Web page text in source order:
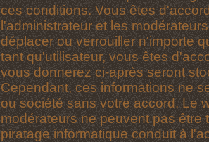
ces conditions. Vous êtes
l'administrateur et les
déplacer ou verrouiller n'importe
tant qu'utilisateur, vous êtes
vous donnerez ci-après seront
Cependant, ces informations ne
ou société sans votre accord. Le
modérateurs ne peuvent pas
piratage informatique conduit à